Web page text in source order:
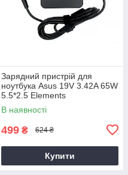
Зарядний пристрій для
ноутбука Asus 19V 3.42A 65W
5.5*2.5 Elements
В наявності
499 ₴ 624 ₴
Купити